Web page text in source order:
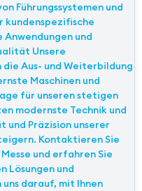
Führungssystemen und
und
Unsere
Aus- und Weiterbildung
Maschinen und
für unseren stetigen
modernste Technik und
und Präzision unserer
Kontaktieren Sie
und erfahren Sie
Lösungen und
darauf, mit Ihnen